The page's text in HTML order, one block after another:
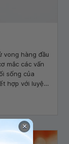
vong hàng đầu
mắc các vấn
sống của
hợp với luyện
×